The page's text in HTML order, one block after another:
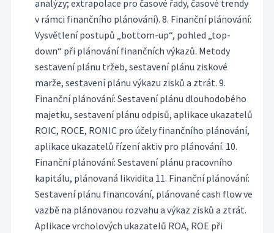
analýzy; extrapolace pro časové řady, časové trendy
v rámci finančního plánování). 8. Finanční plánování:
Vysvětlení postupů „bottom-up“, pohled „top-
down“ při plánování finančních výkazů. Metody
sestavení plánu tržeb, sestavení plánu ziskové
marže, sestavení plánu výkazu zisků a ztrát. 9.
Finanční plánování: Sestavení plánu dlouhodobého
majetku, sestavení plánu odpisů, aplikace ukazatelů
ROIC, ROCE, RONIC pro účely finančního plánování,
aplikace ukazatelů řízení aktiv pro plánování. 10.
Finanční plánování: Sestavení plánu pracovního
kapitálu, plánovaná likvidita 11. Finanční plánování:
Sestavení plánu financování, plánované cash flow ve
vazbě na plánovanou rozvahu a výkaz zisků a ztrát.
Aplikace vrcholových ukazatelů ROA, ROE při